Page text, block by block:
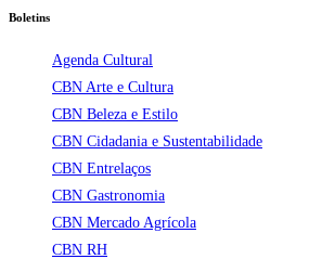
Boletins
Agenda Cultural
CBN Arte e Cultura
CBN Beleza e Estilo
CBN Cidadania e Sustentabilidade
CBN Entrelaços
CBN Gastronomia
CBN Mercado Agrícola
CBN RH